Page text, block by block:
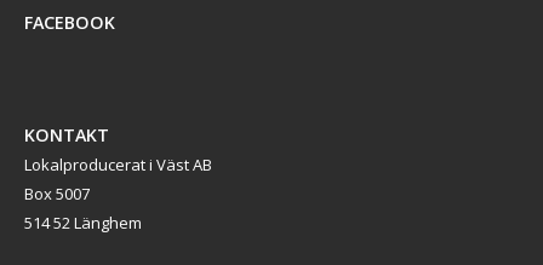
FACEBOOK
KONTAKT
Lokalproducerat i Väst AB
Box 5007
514 52 Länghem